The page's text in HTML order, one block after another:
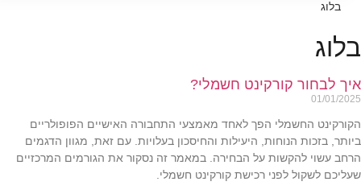
בלוג
בלוג
איך לבחור קורקינט חשמלי?
01/01/2025
הקורקינט החשמלי הפך לאחד מאמצעי התחבורה האישיים הפופולריים
ביותר, בזכות הנוחות, היעילות והחיסכון בעלויות. עם זאת, מגוון הדגמים
הרחב עשוי להקשות על הבחירה. במאמר זה נסקור את הגורמים המרכזיים
שעליכם לשקול לפני רכישת קורקינט חשמלי.